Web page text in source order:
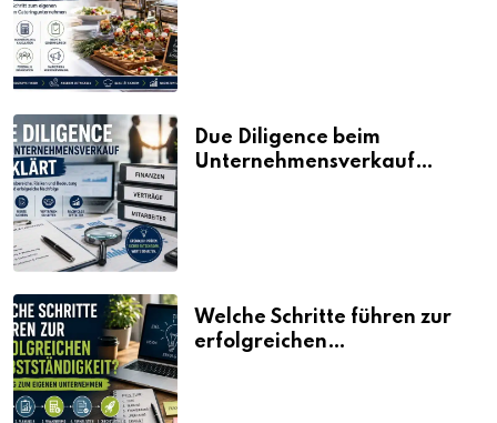
Due Diligence beim
Unternehmensverkauf
Welche Schritte führen zur
erfolgreichen